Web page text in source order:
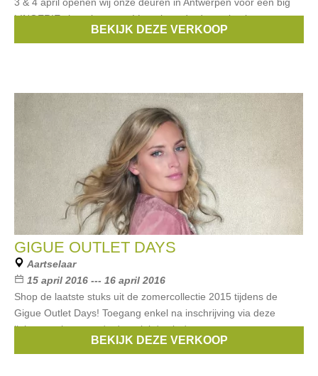
LINGERIE shopping event! Laat je onderdompelen in onze
magische wereld volBEKIJK DEZE VERKOOP
GIGUE OUTLET DAYS
Aartselaar
15 april 2016 --- 16 april 2016
Shop de laatste stuks uit de zomercollectie 2015 tijdens de
Gigue Outlet Days! Toegang enkel na inschrijving via deze
link:www.gigue.com/en/specials/outlet/
GigueBEKIJK DEZE VERKOOP